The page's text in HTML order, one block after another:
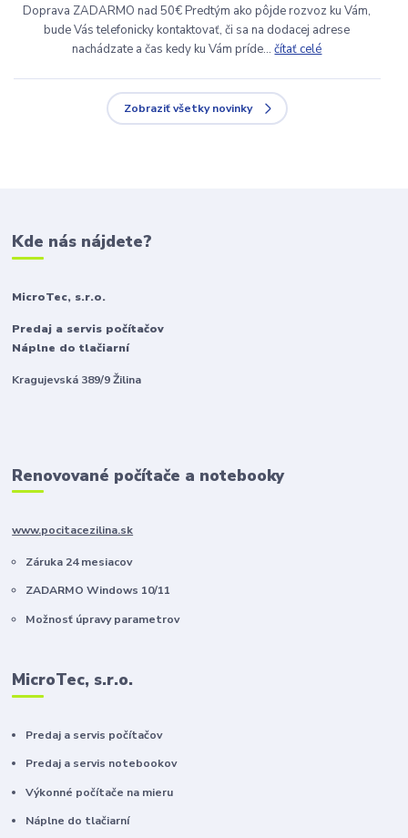
Doprava ZADARMO nad 50€ Predtým ako pôjde rozvoz ku Vám,
bude Vás telefonicky kontaktovať, či sa na dodacej adrese
nachádzate a čas kedy ku Vám príde...čítať celé
Zobraziť všetky novinky
Kde nás nájdete?
MicroTec, s.r.o.
Predaj a servis počítačov
Náplne do tlačiarní
Kragujevská 389/9 Žilina
Renovované počítače a notebooky
www.pocitacezilina.sk
Záruka 24 mesiacov
ZADARMO Windows 10/11
Možnosť úpravy parametrov
MicroTec, s.r.o.
Predaj a servis počítačov
Predaj a servis notebookov
Výkonné počítače na mieru
Náplne do tlačiarní